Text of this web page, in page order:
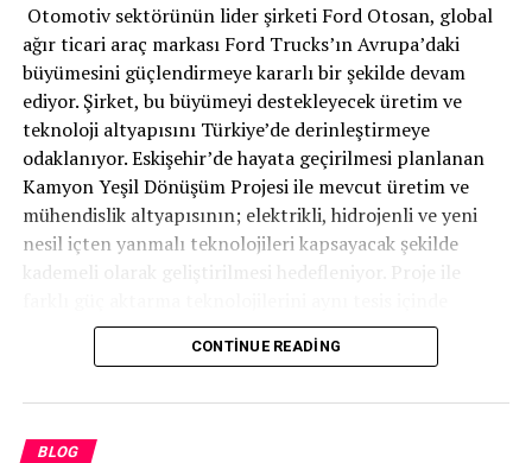
Otomotiv sektörünün lider şirketi Ford Otosan, global
ağır ticari araç markası Ford Trucks’ın Avrupa’daki
büyümesini güçlendirmeye kararlı bir şekilde devam
ediyor. Şirket, bu büyümeyi destekleyecek üretim ve
teknoloji altyapısını Türkiye’de derinleştirmeye
odaklanıyor. Eskişehir’de hayata geçirilmesi planlanan
Kamyon Yeşil Dönüşüm Projesi ile mevcut üretim ve
mühendislik altyapısının; elektrikli, hidrojenli ve yeni
nesil içten yanmalı teknolojileri kapsayacak şekilde
kademeli olarak geliştirilmesi hedefleniyor. Proje ile
geliştirebilen ve üretebilen esnek ve güçlü bir yapı
oluşturulması amaçlanıyor.
Ford Otosan, bugün Türkiye’de ağır ticari araçlar için
hem motor hem şanzıman geliştiren ve üreten tek
CONTINUE READING
BLOG